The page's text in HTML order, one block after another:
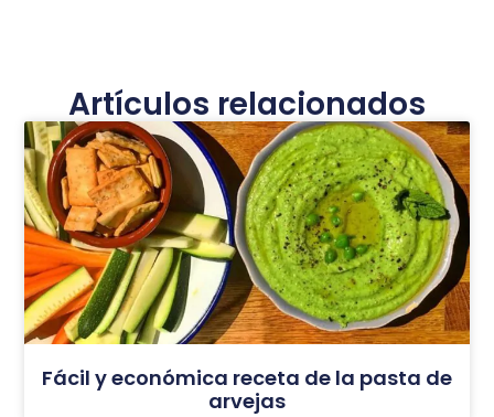
Artículos relacionados
Fácil y económica receta de la pasta de
arvejas